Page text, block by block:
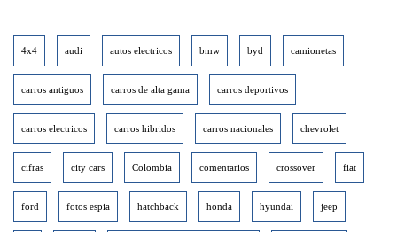
4x4 audi autos electricos bmw byd camionetas
carros antiguos carros de alta gama carros deportivos
carros electricos carros hibridos carros nacionales chevrolet
cifras city cars Colombia comentarios crossover fiat
ford fotos espia hatchback honda hyundai jeep